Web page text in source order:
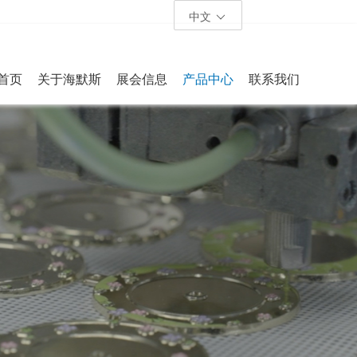
中文
页 关于海默斯 展会信息 产品中心 联系我们